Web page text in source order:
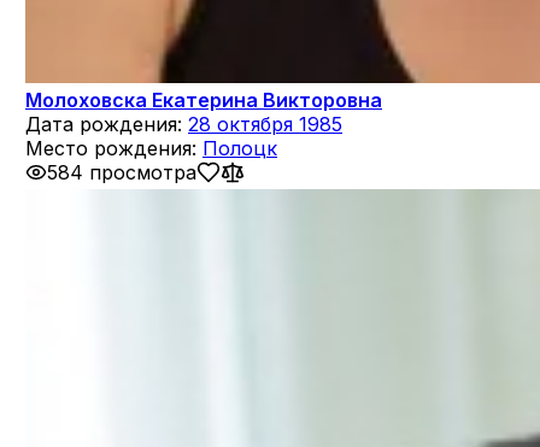
Молоховска Екатерина Викторовна
Дата рождения: 28 октября 1985
Место рождения: Полоцк
584 просмотра